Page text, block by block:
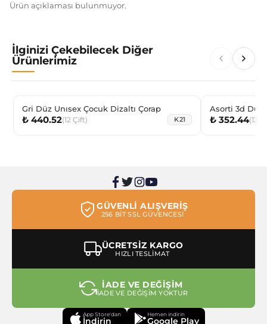
Ürün açıklaması bulunmuyor.
İlginizi Çekebilecek Diğer
Ürünlerimiz
Gri Düz Unısex Çocuk Dizaltı Çorap
₺ 440.52(12 Çift) K21
Asorti 3d Düz
₺ 352.44(12
GÜVENLİ ALIŞVERİŞ
256 BİT SSL GÜVENCESİ
ÜCRETSİZ KARGO
HIZLI TESLİMAT
İADE VE DEĞİŞİM
İADE VE DEĞİŞİM YOKTUR
App Store'dan
İndirin
Hemen indirin
Google Play